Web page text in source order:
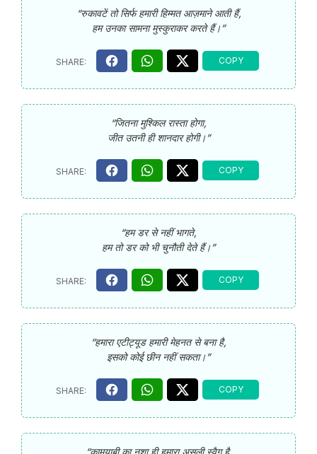
“रुकावटें तो सिर्फ हमारी हिम्मत आज़माने आती हैं,
हम उनका सामना मुस्कुराकर करते हैं।”
“जितना मुश्किल रास्ता होगा,
जीत उतनी ही शानदार होगी।”
“हम डर से नहीं भागते,
हम तो डर को भी चुनौती देते हैं।”
“हमारा एटीट्यूड हमारी मेहनत से बना है,
इसको कोई छीन नहीं सकता।”
“कामयाबी का नशा ही हमारा असली स्वैग है,